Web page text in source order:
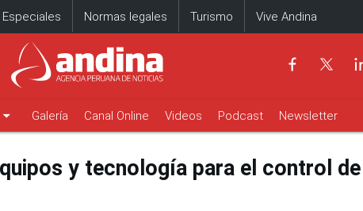
Especiales Normas legales Turismo Vive Andina
arrow_drop_down Galería Canal Online Videos Podcast Newsletter
y tecnología para el control